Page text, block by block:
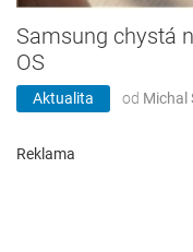
Samsung chystá
OS
Aktualita od Michal
Reklama